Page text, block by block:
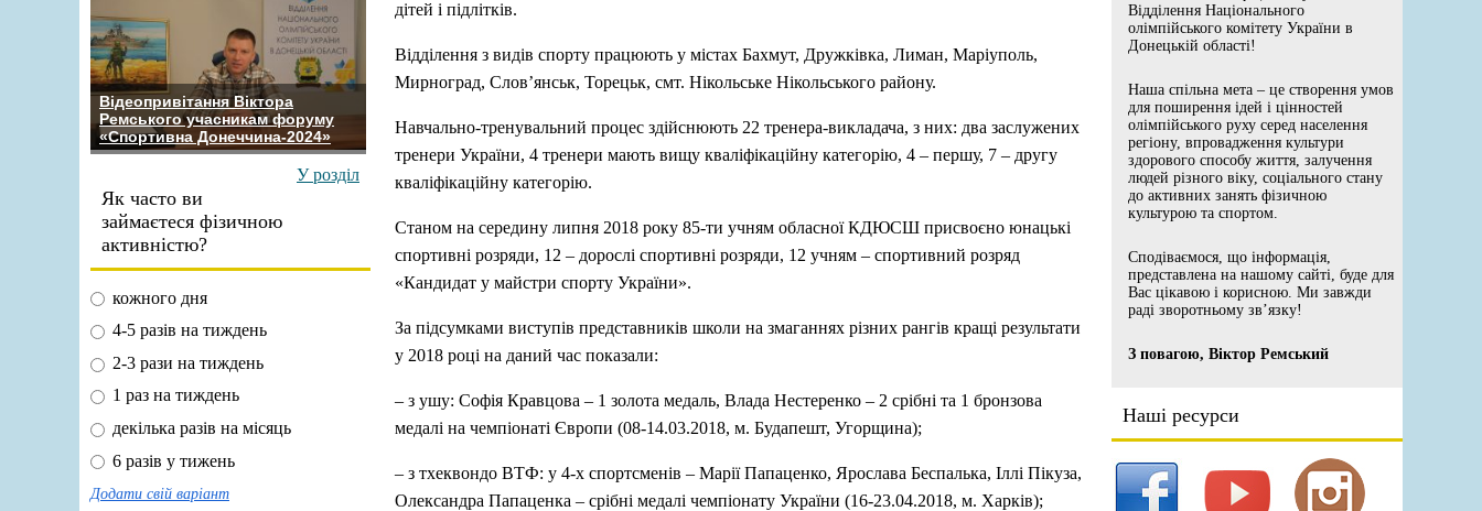
Відеопривітання Віктора
Ремського учасникам форуму
«Спортивна Донеччина-2024»
У розділ
Як часто ви
займаєтеся фізичною
активністю?
кожного дня
4-5 разів на тиждень
2-3 рази на тиждень
1 раз на тиждень
декілька разів на місяць
6 разів у тижень
Додати свій варіант
Відділення Національного
олімпійського комітету України в
Донецькій області!
Наша спільна мета – це створення умов
для поширення ідей і цінностей
олімпійського руху серед населення
регіону, впровадження культури
здорового способу життя, залучення
людей різного віку, соціального стану
до активних занять фізичною
культурою та спортом.
Сподіваємося, що інформація,
представлена на нашому сайті, буде для
Вас цікавою і корисною. Ми завжди
раді зворотньому зв’язку!
З повагою, Віктор Ремський
Наші ресурси
дітей і підлітків.
Відділення з видів спорту працюють у містах Бахмут, Дружківка, Лиман, Маріуполь,
Мирноград, Слов’янськ, Торецьк, смт. Нікольське Нікольського району.
Навчально-тренувальний процес здійснюють 22 тренера-викладача, з них: два заслужених
тренери України, 4 тренери мають вищу кваліфікаційну категорію, 4 – першу, 7 – другу
кваліфікаційну категорію.
Станом на середину липня 2018 року 85-ти учням обласної КДЮСШ присвоєно юнацькі
спортивні розряди, 12 – дорослі спортивні розряди, 12 учням – спортивний розряд
«Кандидат у майстри спорту України».
За підсумками виступів представників школи на змаганнях різних рангів кращі результати
у 2018 році на даний час показали:
– з ушу: Софія Кравцова – 1 золота медаль, Влада Нестеренко – 2 срібні та 1 бронзова
медалі на чемпіонаті Європи (08-14.03.2018, м. Будапешт, Угорщина);
– з тхеквондо ВТФ: у 4-х спортсменів – Марії Папаценко, Ярослава Беспалька, Іллі Пікуза,
Олександра Папаценка – срібні медалі чемпіонату України (16-23.04.2018, м. Харків);